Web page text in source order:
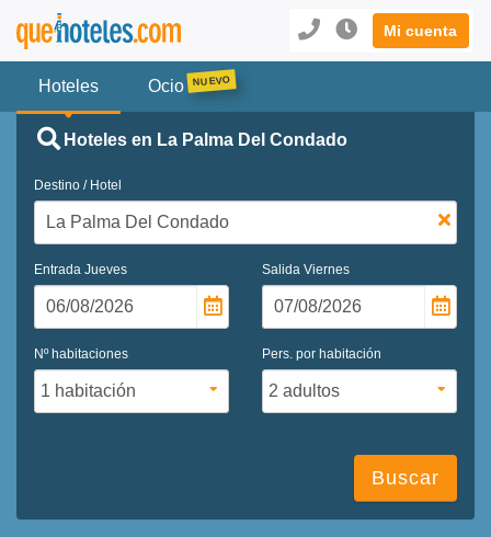
Mi cuenta
Hoteles Ocio
Hoteles en La Palma Del Condado
Destino / Hotel
Entrada Jueves Salida Viernes
Nº habitaciones Pers. por habitación
Buscar